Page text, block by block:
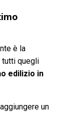
è la
tutti quegli
edilizio in
un